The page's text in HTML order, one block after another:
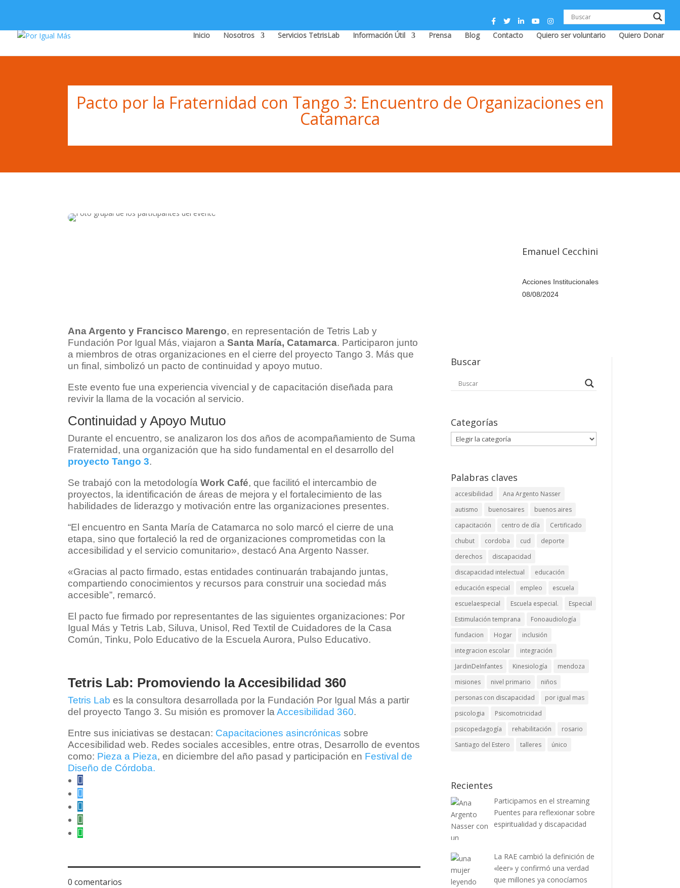
Inicio Nosotros Servicios TetrisLab Información Útil Prensa Blog Contacto Quiero ser voluntario Quiero Donar
Pacto por la Fraternidad con Tango 3: Encuentro de Organizaciones en
Catamarca
Emanuel Cecchini
Acciones Institucionales
08/08/2024
Ana Argento y Francisco Marengo, en representación de Tetris Lab y
Fundación Por Igual Más, viajaron aSanta María, Catamarca. Participaron junto
a miembros de otras organizaciones en el cierre del proyecto Tango 3. Más que
un final, simbolizó un pacto de continuidad y apoyo mutuo.
Este evento fue una experiencia vivencial y de capacitación diseñada para
revivir la llama de la vocación al servicio.
Continuidad y Apoyo Mutuo
Durante el encuentro, se analizaron los dos años de acompañamiento de Suma
Fraternidad, una organización que ha sido fundamental en el desarrollo del
proyecto Tango 3.
Se trabajó con la metodologíaWork Café, que facilitó el intercambio de
proyectos, la identificación de áreas de mejora y el fortalecimiento de las
habilidades de liderazgo y motivación entre las organizaciones presentes.
“El encuentro en Santa María de Catamarca no solo marcó el cierre de una
etapa, sino que fortaleció la red de organizaciones comprometidas con la
accesibilidad y el servicio comunitario», destacó Ana Argento Nasser.
«Gracias al pacto firmado, estas entidades continuarán trabajando juntas,
compartiendo conocimientos y recursos para construir una sociedad más
accesible”, remarcó.
El pacto fue firmado por representantes de las siguientes organizaciones: Por
Igual Más y Tetris Lab, Siluva, Unisol, Red Textil de Cuidadores de la Casa
Común, Tinku, Polo Educativo de la Escuela Aurora, Pulso Educativo.
Tetris Lab: Promoviendo la Accesibilidad 360
Tetris Lab es la consultora desarrollada por la Fundación Por Igual Más a partir
del proyecto Tango 3. Su misión es promover laAccesibilidad 360.
Entre sus iniciativas se destacan: Capacitaciones asincrónicas sobre
Accesibilidad web. Redes sociales accesibles, entre otras, Desarrollo de eventos
como: Pieza a Pieza, en diciembre del año pasad y participación en Festival de
Diseño de Córdoba.
0 comentarios
Buscar
Categorías
Categorías
Palabras claves
accesibilidad
Ana Argento Nasser
autismo
buenosaires
buenos aires
capacitación
centro de día
Certificado
chubut
cordoba cud
deporte
derechos
discapacidad
discapacidad intelectual
educación
educación especial
empleo
escuela
escuelaespecial
Escuela especial.
Especial
Estimulación temprana
Fonoaudiología
fundacion
Hogar
inclusión
integracion escolar
integración
JardinDeInfantes
Kinesiología
mendoza
misiones
nivel primario
niños
personas con discapacidad
por igual mas
psicologia
Psicomotricidad
psicopedagogía
rehabilitación
rosario
Santiago del Estero
talleres único
Recientes
Participamos en el streaming
Puentes para reflexionar sobre
espiritualidad y discapacidad
La RAE cambió la definición de
«leer» y confirmó una verdad
que millones ya conocíamos